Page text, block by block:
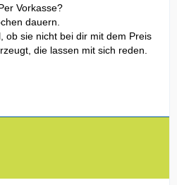
Vorkasse?
dauern.
ob sie nicht bei dir mit dem Preis
die lassen mit sich reden.